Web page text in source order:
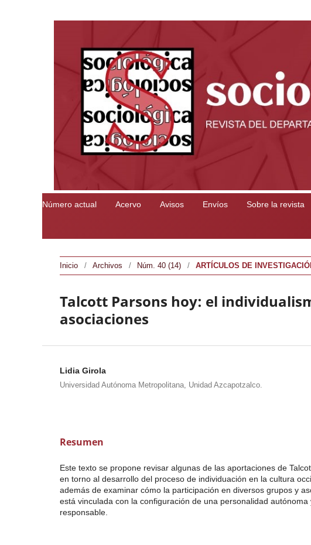
Número actual Acervo Avisos Envíos Sobre la revista
Inicio / Archivos / Núm. 40 (14) / ARTÍCULOS DE
Talcott Parsons hoy: el
asociaciones
Lidia Girola
Universidad Autónoma Metropolitana, Unidad Azcapotzalco.
Resumen
Este texto se propone revisar algunas de las aportaciones de
en torno al desarrollo del proceso de individuación en la cultura
además de examinar cómo la participación en diversos grupos y
está vinculada con la configuración de una personalidad autónoma
responsable.